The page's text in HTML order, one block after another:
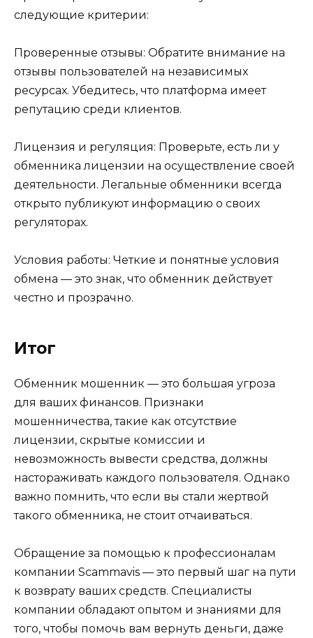
следующие критерии:
Проверенные отзывы: Обратите внимание на
отзывы пользователей на независимых
ресурсах. Убедитесь, что платформа имеет
репутацию среди клиентов.
Лицензия и регуляция: Проверьте, есть ли у
обменника лицензии на осуществление своей
деятельности. Легальные обменники всегда
открыто публикуют информацию о своих
регуляторах.
Условия работы: Четкие и понятные условия
обмена — это знак, что обменник действует
честно и прозрачно.
Итог
Обменник мошенник — это большая угроза
для ваших финансов. Признаки
мошенничества, такие как отсутствие
лицензии, скрытые комиссии и
невозможность вывести средства, должны
настораживать каждого пользователя. Однако
важно помнить, что если вы стали жертвой
такого обменника, не стоит отчаиваться.
Обращение за помощью к профессионалам
компании Scammavis — это первый шаг на пути
к возврату ваших средств. Специалисты
компании обладают опытом и знаниями для
того, чтобы помочь вам вернуть деньги, даже